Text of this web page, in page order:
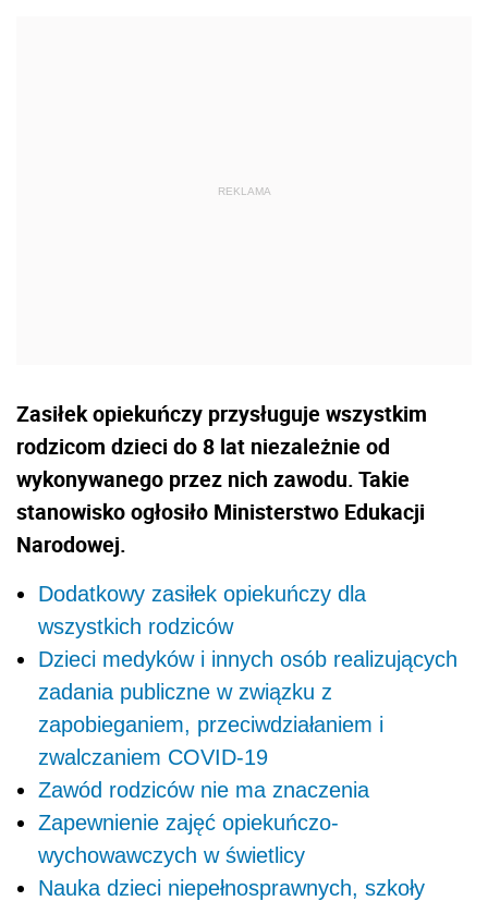
Zasiłek opiekuńczy przysługuje wszystkim
rodzicom dzieci do 8 lat niezależnie od
wykonywanego przez nich zawodu. Takie
stanowisko ogłosiło Ministerstwo Edukacji
Narodowej.
Dodatkowy zasiłek opiekuńczy dla
wszystkich rodziców
Dzieci medyków i innych osób realizujących
zadania publiczne w związku z
zapobieganiem, przeciwdziałaniem i
zwalczaniem COVID-19
Zawód rodziców nie ma znaczenia
Zapewnienie zajęć opiekuńczo-
wychowawczych w świetlicy
Nauka dzieci niepełnosprawnych, szkoły